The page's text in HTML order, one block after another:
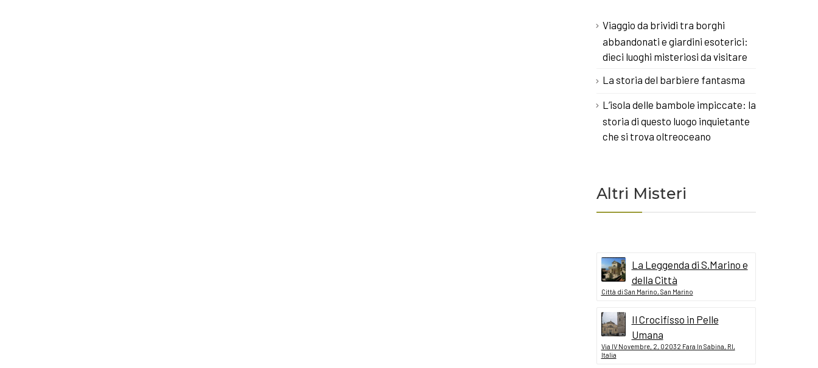
Viaggio da brividi tra borghi
abbandonati e giardini esoterici:
dieci luoghi misteriosi da visitare
La storia del barbiere fantasma
L’isola delle bambole impiccate: la
storia di questo luogo inquietante
che si trova oltreoceano
Altri Misteri
La Leggenda di S.Marino e
della Città
Città di San Marino, San Marino
Il Crocifisso in Pelle
Umana
Via IV Novembre, 2, 02032 Fara In Sabina, RI,
Italia